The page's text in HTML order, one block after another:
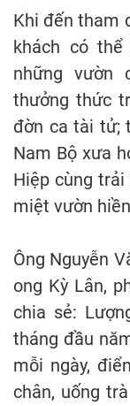
Khi đến tham
khách có
những vườn
thưởng thức
đờn ca tài tử;
Nam Bộ xưa
Hiệp cùng
miệt vườn
Ông Nguyễn
ong Kỳ Lân,
chia sẻ:
tháng đầu
mỗi ngày,
chân, uống